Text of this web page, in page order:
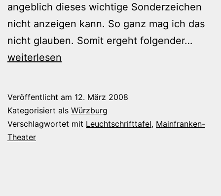
angeblich dieses wichtige Sonderzeichen
nicht anzeigen kann. So ganz mag ich das
nicht glauben. Somit ergeht folgender…
weiterlesen
Veröffentlicht am 12. März 2008
Kategorisiert als Würzburg
Verschlagwortet mit Leuchtschrifttafel, Mainfranken-
Theater